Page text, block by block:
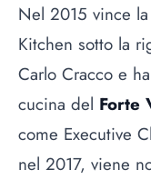
Nel 2015 vince la
Kitchen sotto la
Carlo Cracco e
cucina del Forte
come Executive
nel 2017, viene